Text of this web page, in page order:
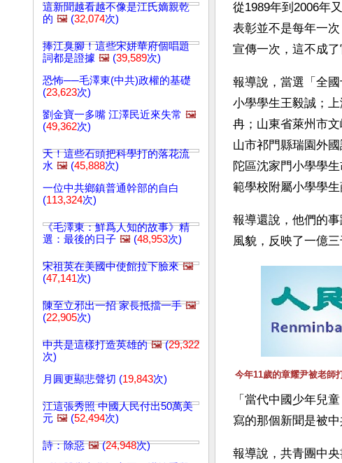
這新聞越看越不像是江氏嫡親乾
的 🖼️ (32,074次)
捧江臭腳！這些宋姘華府個唱題
詞都是證據 🖼️ (39,589次)
恐怖──毛澤東(中共)政權的基礎
(23,623次)
劉金寶一多嘴 江澤民近來失常 🖼️
(49,362次)
天！這些石頭把科學打的落花流
水 🖼️ (45,888次)
一位中共鄉鎮普通幹部的自白
(113,324次)
《毛澤東：鮮爲人知的故事》精
選：最後的日子 🖼️ (48,953次)
宋祖英在美國中使館拉下臉來 🖼️
(47,141次)
陳至立邪出一招 家長抵擋一手 🖼️
(22,905次)
中共是這樣打造英雄的 🖼️(29,322
次)
月圓更顯悲聲切 (19,843次)
江這張秀照 中國人民付出50萬美
元 🖼️ (52,494次)
詩：除惡 🖼️(24,948次)
從1989年到2006年
表彰並不是每年一
宣傳一次，這不成
報導說，當選「全
小學學生王毅誠；
冉；山東省萊州市
山市祁門縣瑞園外
陀區沈家門小學學
範學校附屬小學學生
報導還說，他們的
風貌，反映了一億
今年11歲的章耀尹被老師
「當代中國少年兒
寫的那個新聞是被中
報導說，共青團中